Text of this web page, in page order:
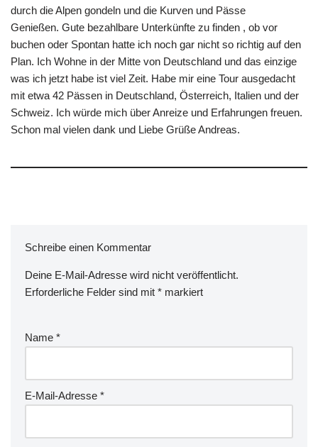
durch die Alpen gondeln und die Kurven und Pässe
Genießen. Gute bezahlbare Unterkünfte zu finden , ob vor
buchen oder Spontan hatte ich noch gar nicht so richtig auf den
Plan. Ich Wohne in der Mitte von Deutschland und das einzige
was ich jetzt habe ist viel Zeit. Habe mir eine Tour ausgedacht
mit etwa 42 Pässen in Deutschland, Österreich, Italien und der
Schweiz. Ich würde mich über Anreize und Erfahrungen freuen.
Schon mal vielen dank und Liebe Grüße Andreas.
Schreibe einen Kommentar
Deine E-Mail-Adresse wird nicht veröffentlicht.
Erforderliche Felder sind mit * markiert
Name *
E-Mail-Adresse *